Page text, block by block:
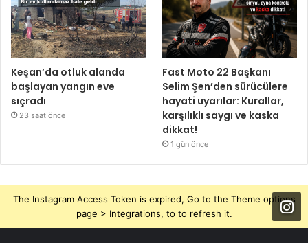
Keşan’da otluk alanda
başlayan yangın eve
sıçradı
23 saat önce
Fast Moto 22 Başkanı
Selim Şen’den sürücülere
hayati uyarılar: Kurallar,
karşılıklı saygı ve kaska
dikkat!
1 gün önce
The Instagram Access Token is expired, Go to the Theme options
page > Integrations, to to refresh it.